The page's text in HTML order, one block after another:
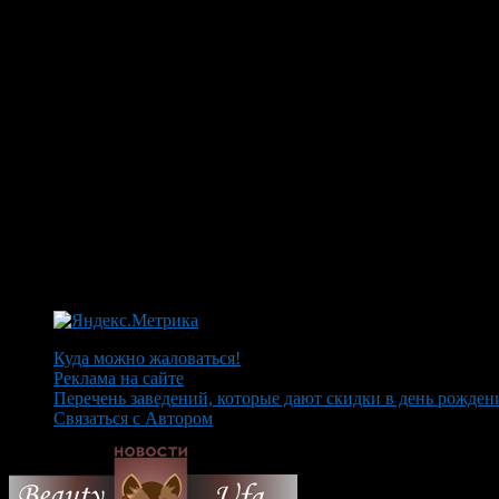
Куда можно жаловаться!
Реклама на сайте
Перечень заведений, которые дают скидки в день
Связаться с Автором